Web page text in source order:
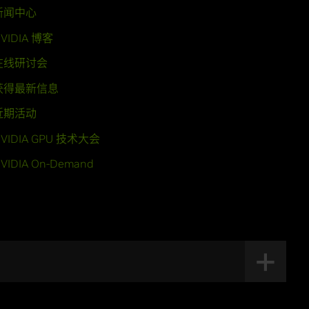
闻中心
博客
线研讨会
得最新信息
期活动
GPU 技术大会
On-Demand